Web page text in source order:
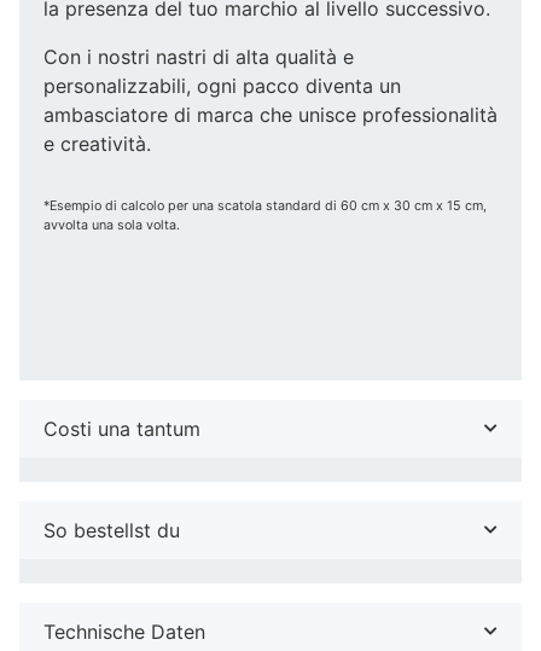
la presenza del tuo marchio al livello successivo.
Con i nostri nastri di alta qualità e
personalizzabili, ogni pacco diventa un
ambasciatore di marca che unisce professionalità
e creatività.
*Esempio di calcolo per una scatola standard di 60 cm x 30 cm x 15 cm,
avvolta una sola volta.
Costi una tantum
So bestellst du
Technische Daten